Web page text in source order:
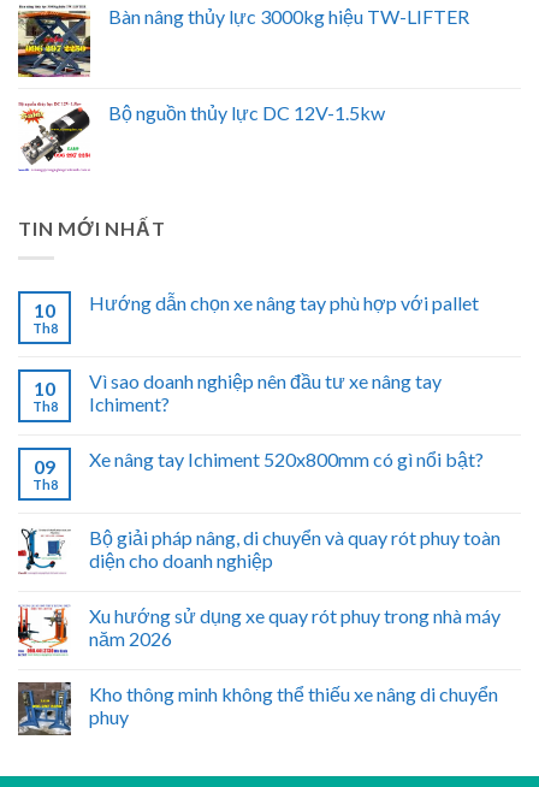
Bàn nâng thủy lực 3000kg hiệu TW-LIFTER
Bộ nguồn thủy lực DC 12V-1.5kw
TIN MỚI NHẤT
10
Th8
Hướng dẫn chọn xe nâng tay phù hợp với pallet
10
Th8
Vì sao doanh nghiệp nên đầu tư xe nâng tay
Ichiment?
09
Th8
Xe nâng tay Ichiment 520x800mm có gì nổi bật?
Bộ giải pháp nâng, di chuyển và quay rót phuy toàn
diện cho doanh nghiệp
Xu hướng sử dụng xe quay rót phuy trong nhà máy
năm 2026
Kho thông minh không thể thiếu xe nâng di chuyển
phuy